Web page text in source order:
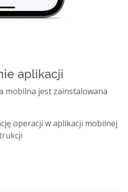
aplikacji
mobilna jest zainstalowana
operacji w aplikacji mobilnej